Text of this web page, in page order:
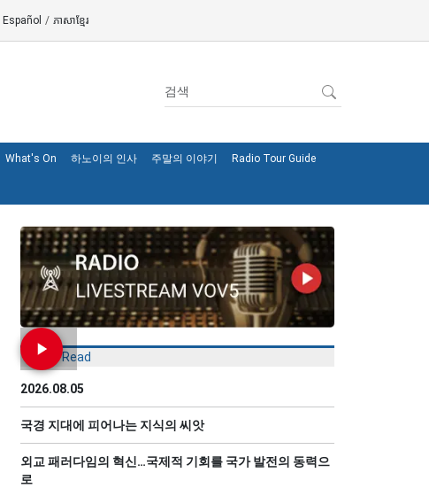
Español / ភាសាខ្មែរ
What's On 하노이의 인사 주말의 이야기 Radio Tour Guide
Most Read
2026.08.05
국경 지대에 피어나는 지식의 씨앗
외교 패러다임의 혁신…국제적 기회를 국가 발전의 동력으
로